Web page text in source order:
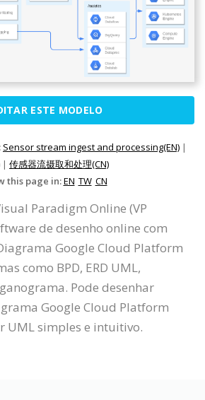
ESTE MODELO
Sensor stream ingest and processing(EN) |
| 传感器流摄取和处理(CN)
this page in:EN TW CN
Paradigm Online (VP
de desenho online com
Google Cloud Platform
como BPD, ERD UML,
Pode desenhar
Google Cloud Platform
UML simples e intuitivo.